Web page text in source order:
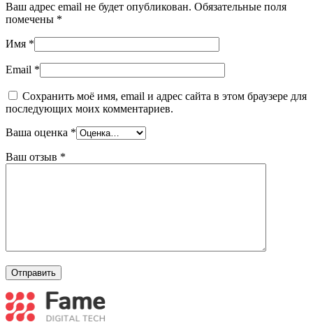
Ваш адрес email не будет опубликован. Обязательные поля
помечены *
Имя *
Email *
Сохранить моё имя, email и адрес сайта в этом браузере для
последующих моих комментариев.
Ваша оценка *
Ваш отзыв *